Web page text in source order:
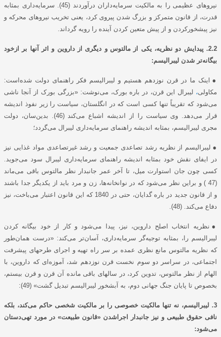
نیروهای عظیمی را به مالکیت سرمایه‌داران درآوردند (45). سرمایه‌داری بمثابه
قدرت، از قانون متمرکز و بزرگ شدن پیروی کرد، یعنی تخریب نیروهای محرکه و
نیز پیشخورکردن و از پیش متعین کردن آینده را رویه گرداند.
2.2. پیدایش دو نظریه، یکی از مالتوس و دیگری از داروین و اثر آنها بر ازخود
بیگانه‌تر شدن لیبرالیسم:
● اینک ما در قرن نوزدهم هستیم و لیبرالیسم فکر راهنمای دولت شده‌است:
مکاولی، لیبرال این قرن، در باره بورک، می‌نوشت: «بزرگی بورک از آنجا ناشی
می‌شود که تقریباً تنها کسی است که در انگلستان، سیاست را زیر نفوذ اندیشه
قرار می‌دهد. وی سیاست را از اندیشه اشباع می‌کند (46). بدین‌سان، دولت
مجری لیبرالیسم، بمثابه اندیشه راهنمای سرمایه‌داری لیبرال می‌گردد؛
● لیبرالیسم از نظریه رشد تصاعدی جمعیت و رشد غیرتصاعدی مواد غذایی نیز
در ایفای نقش خود بمثابه اندیشه راهنمای سرمایه‌داری لیبرال سود می‌جوید.
کسی چون جان استوارت میل، تا آخر عمر جانبدار نظر مالتوس باقی می‌ماند
(47 ) و براین نظر می‌شود که در نوانخانه‌ها، زن و مرد باید از یکدیگر جدا باشند
و از قانون جدید در باره گدایان، حتی در 1840 که این قانون اعتبار می‌باخت، نیز
دفاع می‌کند. (48).
● نظریه انتخاب اصلح داروین، نیز، پیدا می‌شود و کار از خود بیگانه کردن
لیبرالیسم را، بمثابه توجیه‌گر سرمایه‌داری، آسان‌تر می‌کند: «درست همان‌طور
که نظریه مالتوس مانع نظری عمده بر سر راه تهیه و اجرای طرحهای پیشرفت
اجتماعی، در سراسر دو سوم نخست قرن نوزدهم شد، آموزه‌ای که داروین، با
الهام از نظر مالتوس، تدوین کرد، در سالهای باقی مانده آن قرن و قرن بیستم،
بخصوص تا پایان جنگ جهانی دوم، به آبشخور لیبرالیسم تبدیل گشت» (49):
3. لیبرالیسم، نه تنها مالکیت خصوصی را بر مالکیت شخصی حاکم می‌کند، بلکه
نافی حقوق طبیعی و نیز جانبدار اجراشدن «قانون طبیعت» در مورد تهی‌دستان
می‌شود: